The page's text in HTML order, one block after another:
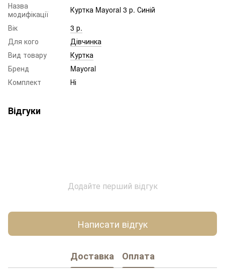
Назва
модифікації
Куртка Mayoral 3 р. Синій
Вік
3 р.
Для кого
Дівчинка
Вид товару
Куртка
Бренд
Mayoral
Комплект
Ні
Відгуки
Додайте перший відгук
Написати відгук
Доставка Оплата